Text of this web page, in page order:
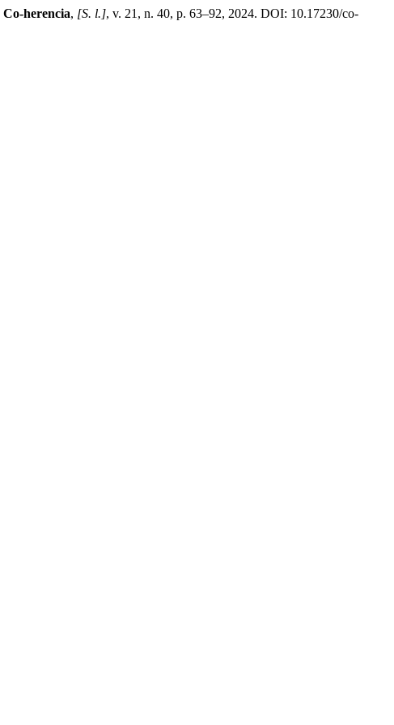
Co-herencia, [S. l.], v. 21, n. 40, p. 63–92, 2024. DOI: 10.17230/co-